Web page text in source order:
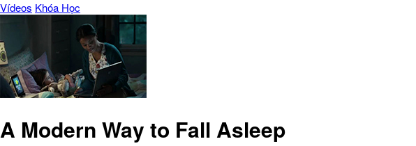
Vídeos Khóa Học
A Modern Way to Fall Asleep